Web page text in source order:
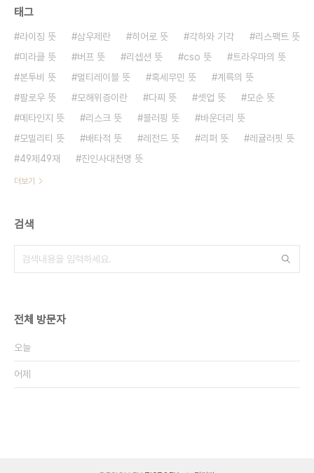
태그
라이징 뜻 삼우제란 히어로 뜻 각하와 기각
리스팩트 뜻
미라클 뜻
버프 뜻 리셉션 뜻 cso 뜻
트라우마의 뜻
본투비 뜻
멀티레이블 뜻 혹세무민 뜻
계륵의 뜻
팔로우 뜻
모해위증이란 다찌 뜻 셋업 뜻
모순 뜻
메타인지 뜻
리스크 뜻 블러핑 뜻
바운더리 뜻
모빌리티 뜻
배타적 뜻 레전드 뜻 리퍼 뜻
레귤러핏 뜻
49제49재
진인사대천명 뜻
더보기
검색
전체 방문자
오늘
어제